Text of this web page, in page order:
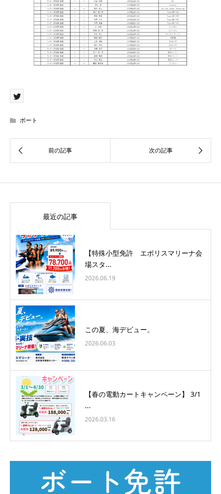
ボート
最近の記事
【特殊小型免許 エポリスマリーナ会
場スタ...
2026.06.19
この夏、海デビュー。
2026.06.03
【春の電動カートキャンペーン】 3/1
...
2026.03.16